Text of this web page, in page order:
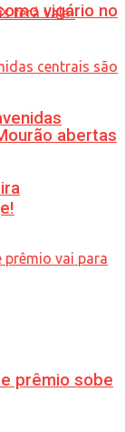
abertas
prêmio sobe
vigário no